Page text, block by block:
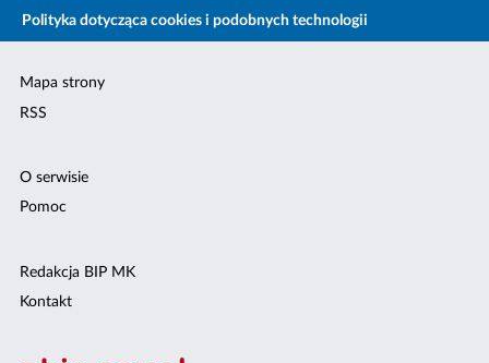
Polityka dotycząca cookies i podobnych technologii
Mapa strony
RSS
O serwisie
Pomoc
Redakcja BIP MK
Kontakt